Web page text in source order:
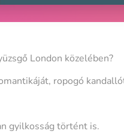
London közelében?
ropogó
gyilkosság történt is.